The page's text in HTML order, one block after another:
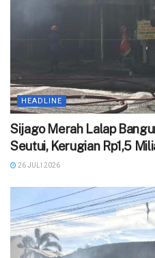
HEADLINE
Sijago Merah Lalap
Seutui, Kerugian Rp1,5
26 JULI 2026